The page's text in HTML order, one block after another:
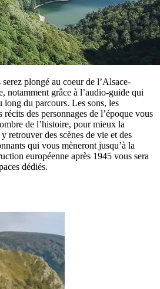
plongé au coeur de l’Alsace-
notamment grâce à l’audio-guide qui
long du parcours. Les sons, les
des personnages de l’époque vous
de l’histoire, pour mieux la
retrouver des scènes de vie et des
qui vous mèneront jusqu’à la
européenne après 1945 vous sera
dédiés.